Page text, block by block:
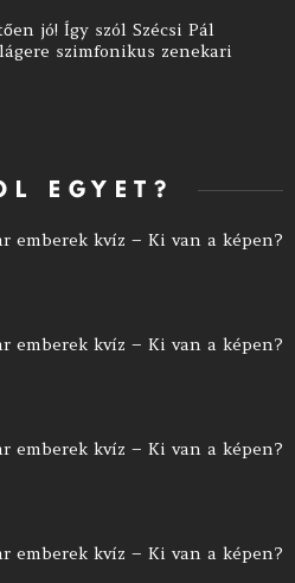
jó! Így szól Szécsi Pál
szimfonikus zenekari
EGYET?
emberek kvíz – Ki van a képen?
emberek kvíz – Ki van a képen?
emberek kvíz – Ki van a képen?
emberek kvíz – Ki van a képen?